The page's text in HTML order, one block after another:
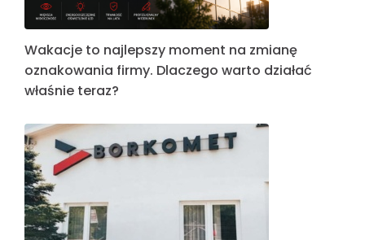
Wakacje to najlepszy moment na zmianę
oznakowania firmy. Dlaczego warto działać
właśnie teraz?